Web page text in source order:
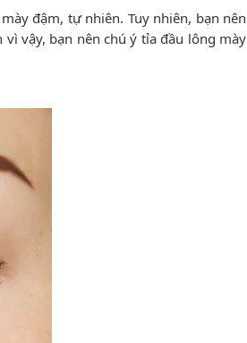
đậm, tự nhiên. Tuy nhiên, bạn nên
vậy, bạn nên chú ý tỉa đầu lông mày